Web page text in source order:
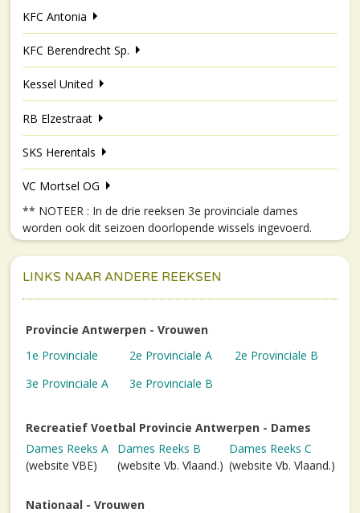
KFC Antonia
KFC Berendrecht Sp.
Kessel United
RB Elzestraat
SKS Herentals
VC Mortsel OG
** NOTEER : In de drie reeksen 3e provinciale dames
worden ook dit seizoen doorlopende wissels ingevoerd.
LINKS NAAR ANDERE REEKSEN
Provincie Antwerpen - Vrouwen
1e Provinciale
2e Provinciale A
2e Provinciale B
3e Provinciale A
3e Provinciale B
Recreatief Voetbal Provincie Antwerpen - Dames
Dames Reeks A
(website VBE)
Dames Reeks B
(website Vb. Vlaand.)
Dames Reeks C
(website Vb. Vlaand.)
Nationaal - Vrouwen